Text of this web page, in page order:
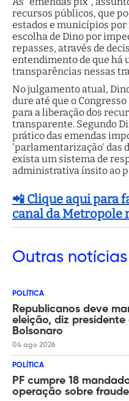
recursos públicos, que
estados e municípios
escolha de Dino por
repasses, através de
entendimento de que há
transparências nessas
No julgamento atual,
dure até que o
para a liberação dos
transparente. Segundo
prático das emendas
'parlamentarização' das
exista um sistema de
administrativa ínsito ao
📲 Clique aqui para
canal da Metropole
Outras
POLÍTICA
Republicanos deve
eleição, diz
Bolsonaro
04 ago 2026
POLÍTICA
PF cumpre 18
operação sobre